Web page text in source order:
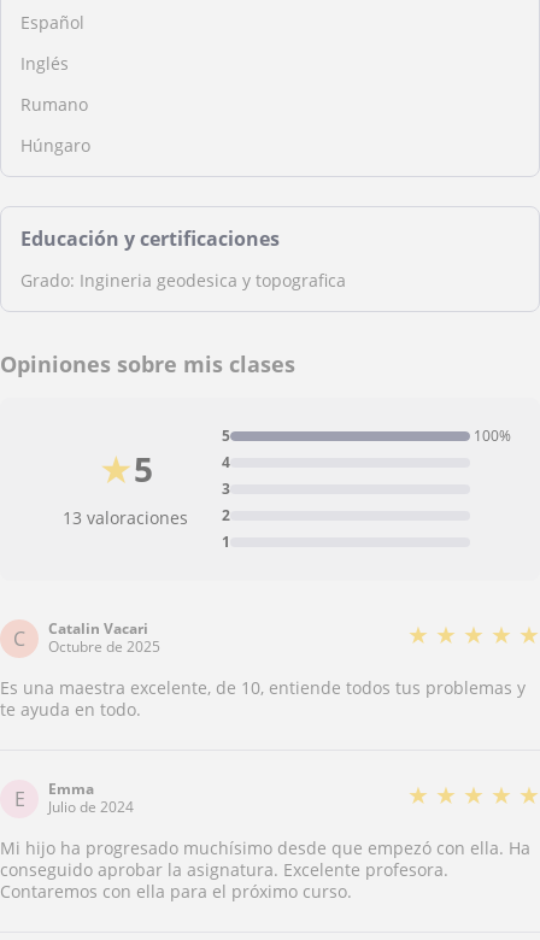
Español
Inglés
Rumano
Húngaro
Educación y certificaciones
Grado: Ingineria geodesica y topografica
Opiniones sobre mis clases
5
★
13 valoraciones
1
2
3
4
5 100%
C
Catalin Vacari
Octubre de 2025
★ ★ ★ ★ ★
Es una maestra excelente, de 10, entiende todos tus problemas y
te ayuda en todo.
E
Emma
Julio de 2024
★ ★ ★ ★ ★
Mi hijo ha progresado muchísimo desde que empezó con ella. Ha
conseguido aprobar la asignatura. Excelente profesora.
Contaremos con ella para el próximo curso.